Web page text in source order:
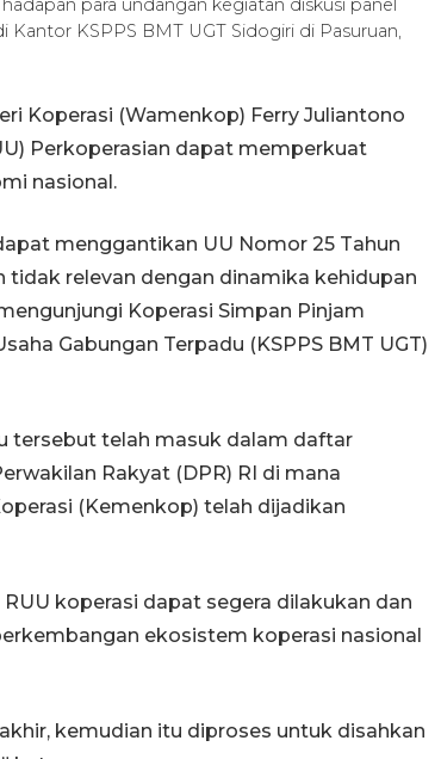
para undangan kegiatan diskusi panel
Kantor KSPPS BMT UGT Sidogiri di Pasuruan,
Koperasi (Wamenkop) Ferry Juliantono
Perkoperasian dapat memperkuat
nasional.
menggantikan UU Nomor 25 Tahun
tidak relevan dengan dinamika kehidupan
Koperasi Simpan Pinjam
Gabungan Terpadu (KSPPS BMT UGT)
tersebut telah masuk dalam daftar
Rakyat (DPR) RI di mana
(Kemenkop) telah dijadikan
koperasi dapat segera dilakukan dan
ekosistem koperasi nasional
kemudian itu diproses untuk disahkan